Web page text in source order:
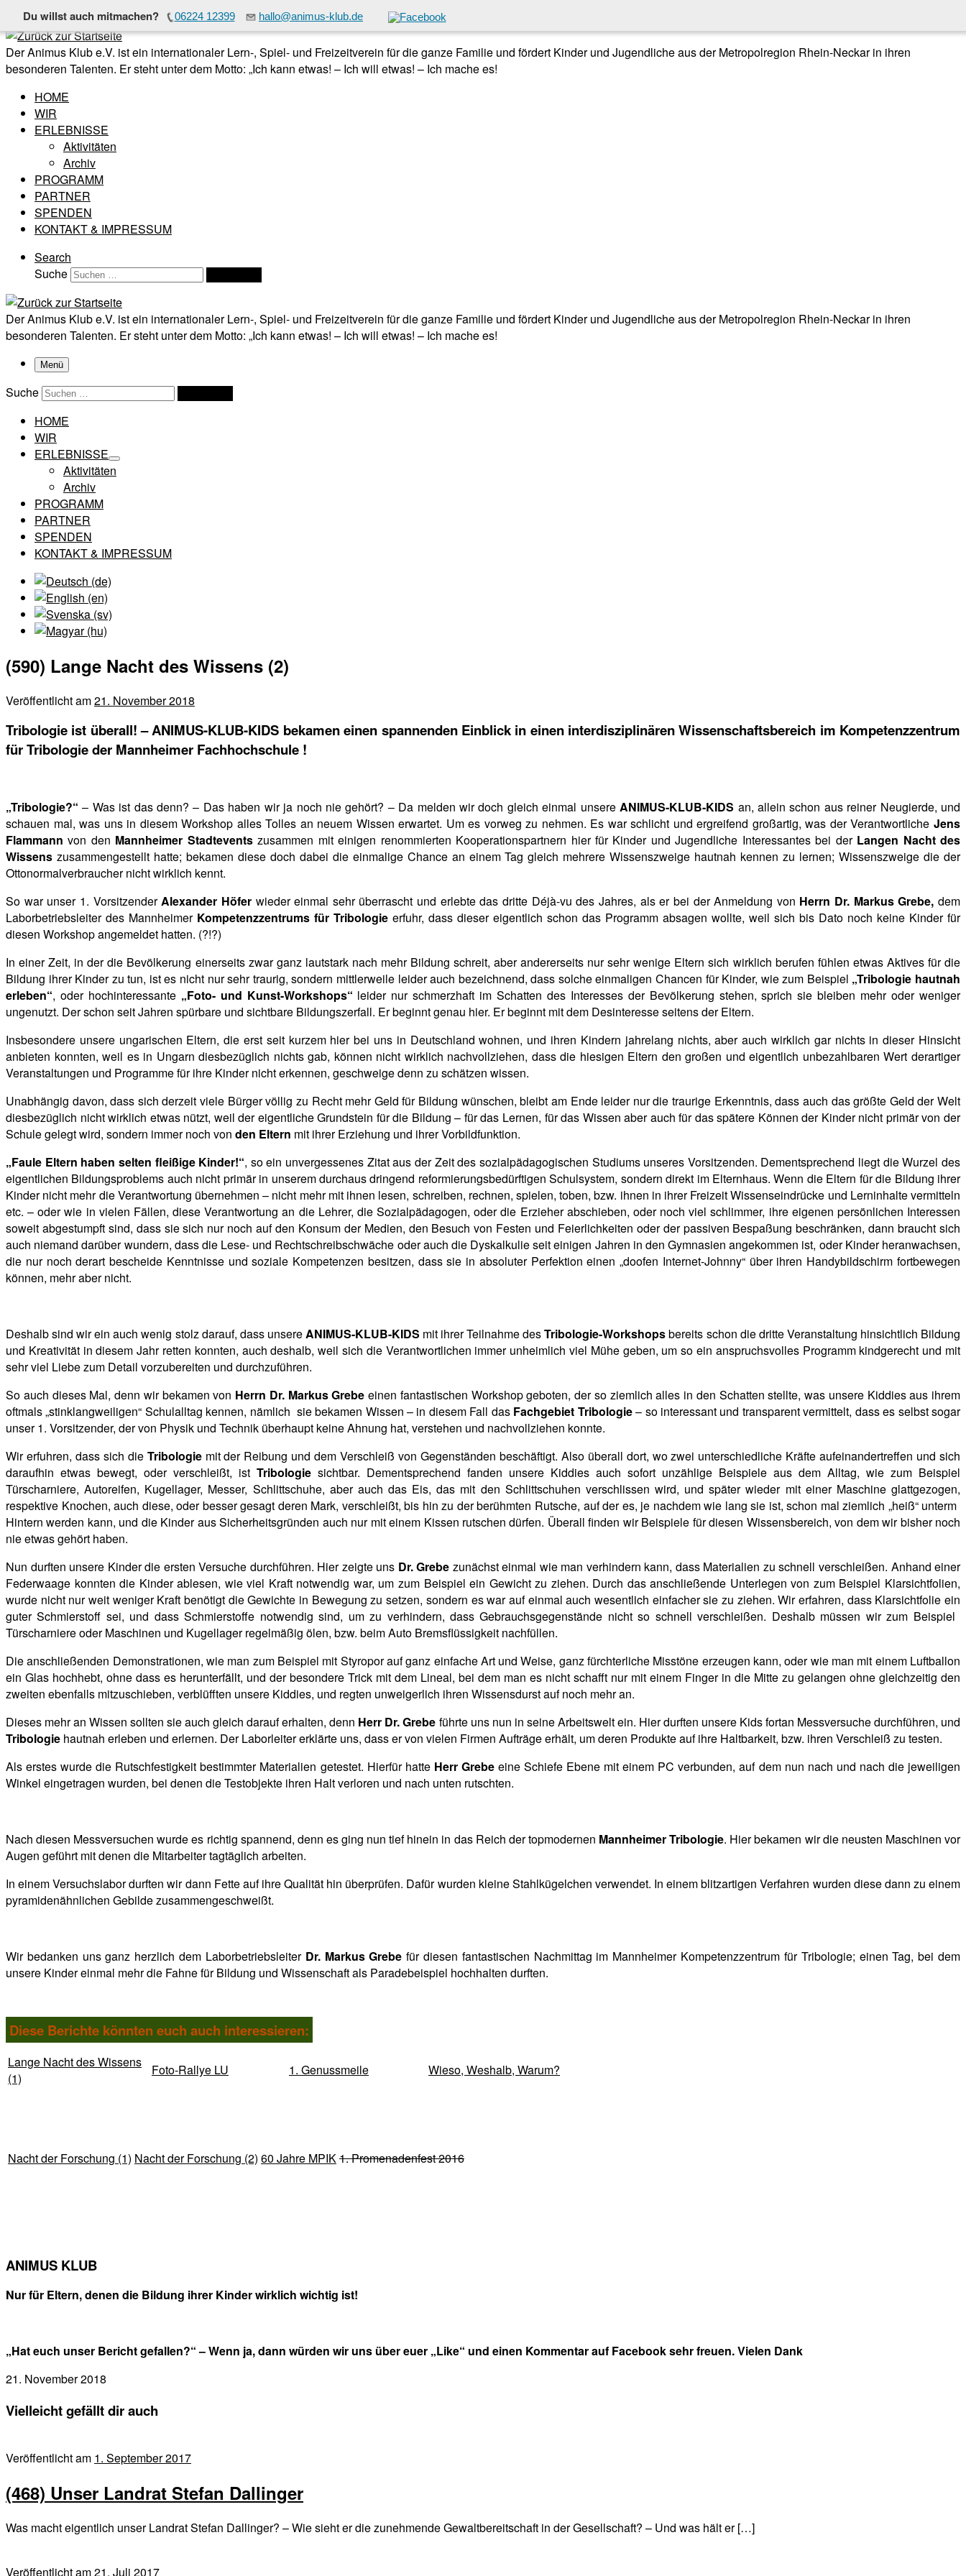
Du willst auch mitmachen? 06224 12399 hallo@animus-klub.de
Zum Inhalt springen
Der Animus Klub e.V. ist ein internationaler Lern-, Spiel- und Freizeitverein für die ganze Familie und fördert Kinder und Jugendliche aus der Metropolregion Rhein-Neckar in ihren
besonderen Talenten. Er steht unter dem Motto: „Ich kann etwas! – Ich will etwas! – Ich mache es!
HOME
WIR
ERLEBNISSE
Aktivitäten
Archiv
PROGRAMM
PARTNER
SPENDEN
KONTAKT & IMPRESSUM
Search
Suche
Der Animus Klub e.V. ist ein internationaler Lern-, Spiel- und Freizeitverein für die ganze Familie und fördert Kinder und Jugendliche aus der Metropolregion Rhein-Neckar in ihren
besonderen Talenten. Er steht unter dem Motto: „Ich kann etwas! – Ich will etwas! – Ich mache es!
Menü
Suche
HOME
WIR
ERLEBNISSE
Aktivitäten
Archiv
PROGRAMM
PARTNER
SPENDEN
KONTAKT & IMPRESSUM
(590) Lange Nacht des Wissens (2)
Veröffentlicht am21. November 2018
Tribologie ist überall! – ANIMUS-KLUB-KIDS bekamen einen spannenden Einblick in einen interdisziplinären Wissenschaftsbereich im Kompetenzzentrum
für Tribologie der Mannheimer Fachhochschule !
„Tribologie?“ – Was ist das denn? – Das haben wir ja noch nie gehört? – Da melden wir doch gleich einmal unsereANIMUS-KLUB-KIDS an, allein schon aus reiner Neugierde, und
schauen mal, was uns in diesem Workshop alles Tolles an neuem Wissen erwartet. Um es vorweg zu nehmen. Es war schlicht und ergreifend großartig, was der Verantwortliche Jens
Flammann von den Mannheimer Stadteventszusammen mit einigen renommierten Kooperationspartnern hier für Kinder und Jugendliche Interessantes bei der Langen Nacht des
Wissens zusammengestellt hatte; bekamen diese doch dabei die einmalige Chance an einem Tag gleich mehrere Wissenszweige hautnah kennen zu lernen; Wissenszweige die der
Ottonormalverbraucher nicht wirklich kennt.
So war unser 1. VorsitzenderAlexander Höferwieder einmal sehr überrascht und erlebte das dritte Déjà-vu des Jahres, als er bei der Anmeldung von Herrn Dr. Markus Grebe,dem
Laborbetriebsleiter des Mannheimer Kompetenzzentrums für Tribologie erfuhr, dass dieser eigentlich schon das Programm absagen wollte, weil sich bis Dato noch keine Kinder für
diesen Workshop angemeldet hatten. (?!?)
In einer Zeit, in der die Bevölkerung einerseits zwar ganz lautstark nach mehr Bildung schreit, aber andererseits nur sehr wenige Eltern sich wirklich berufen fühlen etwas Aktives für die
Bildung ihrerKinder zu tun, ist es nicht nur sehr traurig, sondern mittlerweile leider auch bezeichnend, dass solche einmaligen Chancen für Kinder, wie zum Beispiel „Tribologie hautnah
erleben“, oder hochinteressante „Foto- und Kunst-Workshops“ leider nur schmerzhaft im Schatten des Interesses der Bevölkerung stehen, sprich sie bleiben mehr oder weniger
ungenutzt. Der schon seit Jahren spürbare und sichtbare Bildungszerfall. Er beginnt genau hier. Er beginnt mit dem Desinteresse seitens der Eltern.
Insbesondere unsere ungarischen Eltern, die erst seit kurzem hier bei uns in Deutschland wohnen, und ihren Kindern jahrelang nichts, aber auch wirklich gar nichts in dieser Hinsicht
anbieten konnten,weil es in Ungarn diesbezüglich nichts gab, können nicht wirklich nachvollziehen, dass die hiesigen Eltern den großen und eigentlich unbezahlbaren Wert derartiger
Veranstaltungen und Programme für ihre Kinder nicht erkennen, geschweige denn zu schätzen wissen.
Unabhängig davon, dass sich derzeit viele Bürger völlig zu Recht mehr Geld für Bildung wünschen, bleibt am Ende leider nur die traurige Erkenntnis, dass auch das größte Geld der Welt
diesbezüglich nicht wirklich etwas nützt, weil der eigentliche Grundstein für die Bildung – für das Lernen, für das Wissen aber auch für das spätere Können der Kinder nicht primär von der
Schule gelegt wird, sondern immer noch von den Eltern mit ihrer Erziehung und ihrer Vorbildfunktion.
„Faule Eltern haben selten fleißige Kinder!“, so ein unvergessenes Zitat aus der Zeit des sozialpädagogischen Studiums unseres Vorsitzenden. Dementsprechend liegt die Wurzel des
eigentlichen Bildungsproblems auch nicht primär in unserem durchaus dringend reformierungsbedürftigen Schulsystem, sondern direkt im Elternhaus. Wenn die Eltern für die Bildung ihrer
Kinder nicht mehr dieVerantwortung übernehmen – nicht mehr mit ihnen lesen, schreiben, rechnen, spielen, toben, bzw. ihnen in ihrer Freizeit Wissenseindrücke und Lerninhalte vermitteln
etc. – oder wie in vielen Fällen, diese Verantwortung an die Lehrer, die Sozialpädagogen, oder die Erzieher abschieben, oder noch viel schlimmer, ihre eigenen persönlichen Interessen
soweit abgestumpft sind, dass sie sich nur noch auf den Konsum der Medien, den Besuch von Festen und Feierlichkeiten oder der passiven Bespaßung beschränken, dann braucht sich
auch niemand darüber wundern, dass die Lese- und Rechtschreibschwäche oder auch die Dyskalkulie seit einigen Jahren in den Gymnasien angekommen ist, oder Kinder heranwachsen,
die nur noch derart bescheide Kenntnisse und soziale Kompetenzen besitzen, dass sie in absoluter Perfektion einen „doofen Internet-Johnny“ über ihren Handybildschirm fortbewegen
können, mehr aber nicht.
Deshalb sind wir ein auch wenig stolz darauf, dass unsereANIMUS-KLUB-KIDS mit ihrer Teilnahme desTribologie-Workshopsbereits schon die dritte Veranstaltung hinsichtlich Bildung
und Kreativität in diesem Jahr retten konnten, auch deshalb, weil sich die Verantwortlichen immer unheimlich viel Mühe geben, um so ein anspruchsvolles Programm kindgerecht und mit
sehr viel Liebe zum Detail vorzubereiten und durchzuführen.
So auch dieses Mal, denn wir bekamen von Herrn Dr. Markus Grebe einen fantastischen Workshop geboten, der so ziemlich alles in den Schatten stellte, was unsere Kiddies aus ihrem
oftmals „stinklangweiligen“ Schulalltag kennen, nämlich sie bekamen Wissen – in diesem Fall das Fachgebiet Tribologie– so interessant und transparentvermittelt, dass es selbst sogar
unser 1. Vorsitzender, der von Physik und Technik überhaupt keine Ahnung hat, verstehen und nachvollziehen konnte.
Wir erfuhren, dass sich die Tribologiemit der Reibung und dem Verschleiß von Gegenständen beschäftigt. Also überall dort, wo zwei unterschiedliche Kräfte aufeinandertreffen und sich
daraufhin etwas bewegt, oder verschleißt, ist Tribologie sichtbar. Dementsprechend fanden unsere Kiddies auch sofort unzählige Beispiele aus dem Alltag, wie zum Beispiel
Türscharniere, Autoreifen, Kugellager, Messer, Schlittschuhe, aber auch das Eis, das mit den Schlittschuhen verschlissen wird, und später wieder mit einer Maschine glattgezogen,
respektive Knochen, auch diese, oder besser gesagt deren Mark, verschleißt, bis hin zu der berühmten Rutsche, auf der es, je nachdem wie lang sie ist, schon mal ziemlich „heiß“ unterm
Hintern werden kann, und die Kinder aus Sicherheitsgründen auch nur mit einem Kissen rutschen dürfen. Überall finden wir Beispiele für diesen Wissensbereich, von dem wir bisher noch
nie etwas gehört haben.
Nun durften unsere Kinder die ersten Versuche durchführen. Hier zeigte uns Dr. Grebe zunächst einmal wie man verhindern kann, dass Materialien zu schnell verschleißen. Anhand einer
Federwaage konnten die Kinder ablesen, wie viel Kraft notwendig war, um zum Beispiel ein Gewicht zu ziehen. Durch das anschließende Unterlegen von zum Beispiel Klarsichtfolien,
wurde nicht nur weit weniger Kraft benötigt die Gewichte in Bewegung zu setzen, sondern es war auf einmal auch wesentlich einfacher sie zu ziehen. Wir erfahren, dass Klarsichtfolie ein
guter Schmierstoff sei, und dass Schmierstoffe notwendig sind, um zu verhindern, dass Gebrauchsgegenstände nicht so schnell verschleißen. Deshalb müssen wir zum Beispiel
Türscharniere oder Maschinen und Kugellager regelmäßig ölen, bzw. beim Auto Bremsflüssigkeit nachfüllen.
Die anschließenden Demonstrationen, wie man zum Beispiel mit Styropor auf ganz einfache Art und Weise, ganz fürchterliche Misstöne erzeugen kann, oder wie man mit einem Luftballon
ein Glas hochhebt, ohne dass es herunterfällt, und der besondere Trick mit dem Lineal, bei dem man es nicht schafft nur mit einem Finger in die Mitte zu gelangen ohne gleichzeitig den
zweiten ebenfalls mitzuschieben, verblüfften unsere Kiddies, und regten unweigerlich ihren Wissensdurst auf noch mehr an.
Dieses mehr an Wissen sollten sie auch gleich darauf erhalten, denn Herr Dr. Grebe führte uns nun in seine Arbeitswelt ein. Hier durften unsere Kids fortan Messversuche durchführen, und
Tribologie hautnah erleben und erlernen. Der Laborleiter erklärte uns, dass er von vielen Firmen Aufträge erhält, um deren Produkte auf ihre Haltbarkeit, bzw. ihren Verschleiß zu testen.
Als erstes wurde die Rutschfestigkeit bestimmter Materialien getestet. Hierfür hatte Herr Grebeeine Schiefe Ebene mit einem PC verbunden, auf dem nun nach und nach die jeweiligen
Winkel eingetragen wurden, bei denen die Testobjekte ihren Halt verloren und nach unten rutschten.
Nach diesen Messversuchen wurde es richtig spannend, denn es ging nun tief hinein in das Reich der topmodernen Mannheimer Tribologie. Hier bekamen wir die neusten Maschinen vor
Augen geführt mit denen die Mitarbeiter tagtäglich arbeiten.
In einem Versuchslabor durften wir dann Fette auf ihre Qualität hin überprüfen. Dafür wurden kleine Stahlkügelchen verwendet. In einem blitzartigen Verfahren wurden diese dann zu einem
pyramidenähnlichen Gebilde zusammengeschweißt.
Wir bedanken uns ganz herzlich dem Laborbetriebsleiter Dr. Markus Grebe für diesen fantastischen Nachmittag im Mannheimer Kompetenzzentrum für Tribologie; einen Tag, bei dem
unsere Kinder einmal mehr die Fahne für Bildung und Wissenschaft als Paradebeispiel hochhalten durften.
Diese Berichte könnten euch auch interessieren:
Lange Nacht des Wissens
(1)
Foto-Rallye LU 1. Genussmeile Wieso, Weshalb, Warum?
Nacht der Forschung (1) Nacht der Forschung (2) 60 Jahre MPIK1. Promenadenfest 2016
ANIMUS KLUB
Nur für Eltern, denen die Bildung ihrer Kinder wirklich wichtig ist!
„Hat euch unser Bericht gefallen?“ – Wenn ja, dann würden wir uns über euer „Like“ und einen Kommentar auf Facebook sehr freuen. Vielen Dank
21. November 2018
Vielleicht gefällt dir auch
Veröffentlicht am 1. September 2017
(468) Unser Landrat Stefan Dallinger
Was macht eigentlich unser Landrat Stefan Dallinger? – Wie sieht er die zunehmende Gewaltbereitschaft in der Gesellschaft? – Und was hält er […]
Veröffentlicht am21. Juli 2017